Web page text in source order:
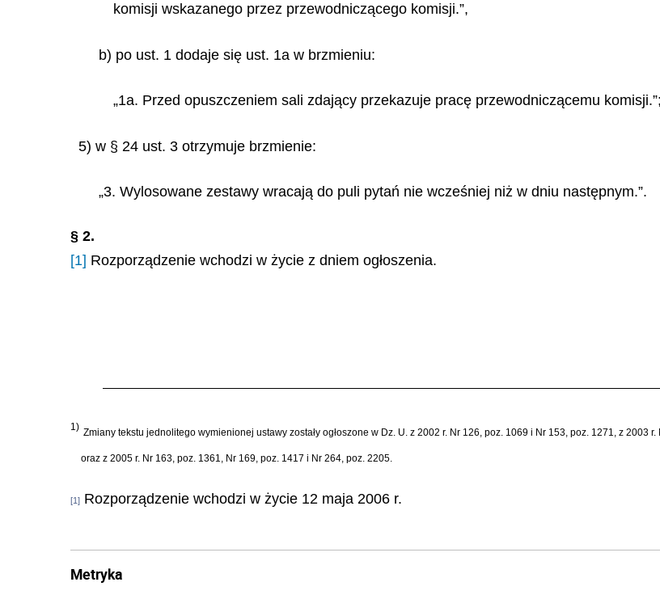
komisji wskazanego przez przewodniczącego komisji.”,
b) po ust. 1 dodaje się ust. 1a w brzmieniu:
„1a. Przed opuszczeniem sali zdający przekazuje pracę przewodniczącemu komisji.”;
5) w § 24 ust. 3 otrzymuje brzmienie:
„3. Wylosowane zestawy wracają do puli pytań nie wcześniej niż w dniu następnym.”.
§ 2.
[1] Rozporządzenie wchodzi w życie z dniem ogłoszenia.
1) Zmiany tekstu jednolitego wymienionej ustawy zostały ogłoszone w Dz. U. z 2002 r. Nr 126, poz. 1069 i Nr 153, poz. 1271, z 2003
oraz z 2005 r. Nr 163, poz. 1361, Nr 169, poz. 1417 i Nr 264, poz. 2205.
[1] Rozporządzenie wchodzi w życie 12 maja 2006 r.
Metryka